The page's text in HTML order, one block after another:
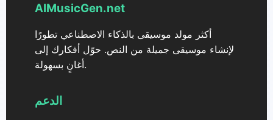
AIMusicGen.net
أكثر مولد موسيقى بالذكاء الاصطناعي تطورًا
لإنشاء موسيقى جميلة من النص. حوّل أفكارك إلى
أغانٍ بسهولة.
الدعم